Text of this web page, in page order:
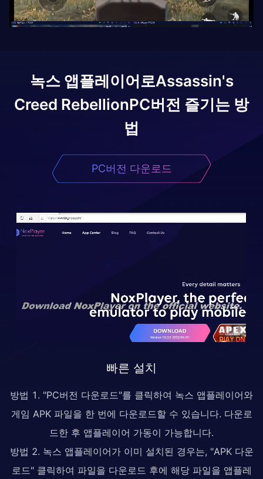
녹스 앱플레이어로Assassin's
Creed RebellionPC버전 즐기는 방
법
PC버전 다운로드
빠른 설치
방법 1. "PC버전 다운로드"를 클릭하여 녹스 앱플레이어와
게임 APK 파일을 한 번에 다운로드할 수 있습니다. 다운로
드한 후 앱플레이어 가동이 가능합니다.
방법 2. 녹스 앱플레이어가 이미 설치된 경우는, "APK 다운
로드" 클릭하여 파일을 다운로드 후에 해당 파일을 앱플레